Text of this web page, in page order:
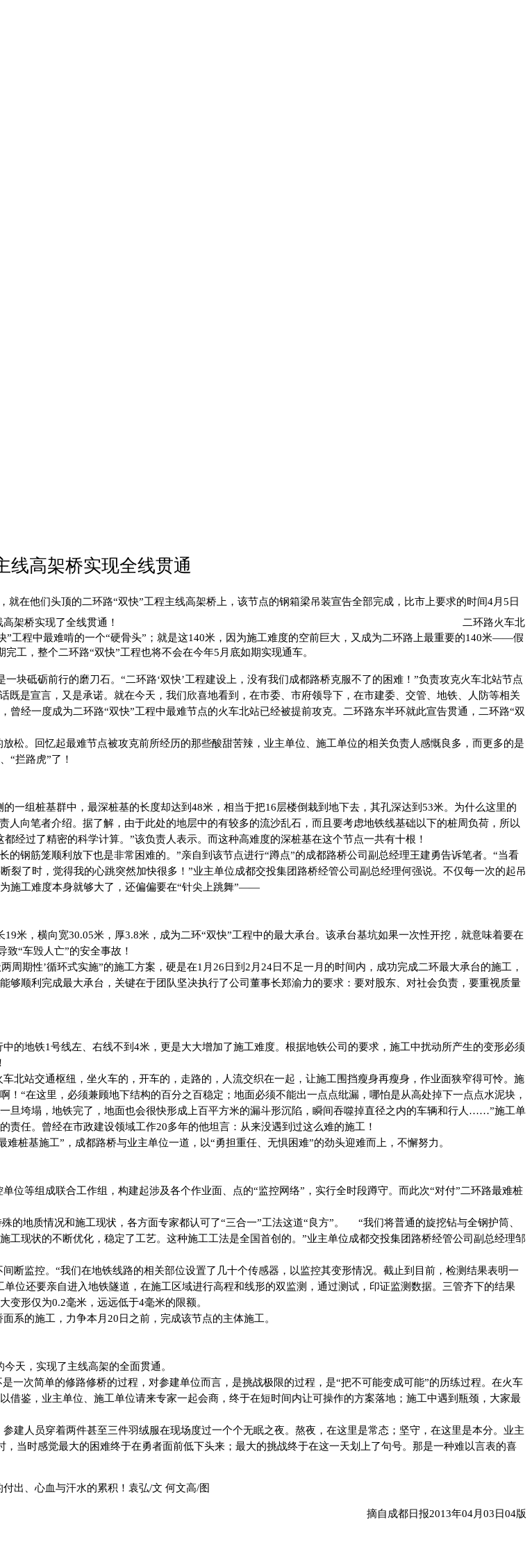
线高架桥实现全线贯通
在他们头顶的二环路“双快”工程主线高架桥上，该节点的钢箱梁吊装宣告全部完成，比市上要求的时间4月5日
架桥实现了全线贯通！
二环路火车北
工程中最难啃的一个“硬骨头”；就是这140米，因为施工难度的空前巨大，又成为二环路上最重要的140米——假
工，整个二环路“双快”工程也将不会在今年5月底如期实现通车。
块砥砺前行的磨刀石。“二环路‘双快’工程建设上，没有我们成都路桥克服不了的困难！”负责攻克火车北站节点
是宣言，又是承诺。就在今天，我们欣喜地看到，在市委、市府领导下，在市建委、交管、地铁、人防等相关
经一度成为二环路“双快”工程中最难节点的火车北站已经被提前攻克。二环路东半环就此宣告贯通，二环路“双
松。回忆起最难节点被攻克前所经历的那些酸甜苦辣，业主单位、施工单位的相关负责人感慨良多，而更多的是
“拦路虎”了！
一组桩基群中，最深桩基的长度却达到48米，相当于把16层楼倒栽到地下去，其孔深达到53米。为什么这里的
向笔者介绍。据了解，由于此处的地层中的有较多的流沙乱石，而且要考虑地铁线基础以下的桩周负荷，所以
经过了精密的科学计算。”该负责人表示。而这种高难度的深桩基在这个节点一共有十根！
钢筋笼顺利放下也是非常困难的。”亲自到该节点进行“蹲点”的成都路桥公司副总经理王建勇告诉笔者。“当看
了时，觉得我的心跳突然加快很多！”业主单位成都交投集团路桥经管公司副总经理何强说。不仅每一次的起吊
施工难度本身就够大了，还偏偏要在“针尖上跳舞”——
米，横向宽30.05米，厚3.8米，成为二环“双快”工程中的最大承台。该承台基坑如果一次性开挖，就意味着要在
“车毁人亡”的安全事故！
期性’循环式实施”的施工方案，硬是在1月26日到2月24日不足一月的时间内，成功完成二环最大承台的施工，
顺利完成最大承台，关键在于团队坚决执行了公司董事长郑渝力的要求：要对股东、对社会负责，要重视质量
的地铁1号线左、右线不到4米，更是大大增加了施工难度。根据地铁公司的要求，施工中扰动所产生的变形必须
北站交通枢纽，坐火车的，开车的，走路的，人流交织在一起，让施工围挡瘦身再瘦身，作业面狭窄得可怜。施
“在这里，必须兼顾地下结构的百分之百稳定；地面必须不能出一点点纰漏，哪怕是从高处掉下一点点水泥块，
旦垮塌，地铁完了，地面也会很快形成上百平方米的漏斗形沉陷，瞬间吞噬掉直径之内的车辆和行人……”施工单
任。曾经在市政建设领域工作20多年的他坦言：从来没遇到过这么难的施工！
桩基施工”，成都路桥与业主单位一道，以“勇担重任、无惧困难”的劲头迎难而上，不懈努力。
位等组成联合工作组，构建起涉及各个作业面、点的“监控网络”，实行全时段蹲守。而此次“对付”二环路最难桩
的地质情况和施工现状，各方面专家都认可了“三合一”工法这道“良方”。 “我们将普通的旋挖钻与全钢护筒、
现状的不断优化，稳定了工艺。这种施工工法是全国首创的。”业主单位成都交投集团路桥经管公司副总经理邹
断监控。“我们在地铁线路的相关部位设置了几十个传感器，以监控其变形情况。截止到目前，检测结果表明一
位还要亲自进入地铁隧道，在施工区域进行高程和线形的双监测，通过测试，印证监测数据。三管齐下的结果
形仅为0.2毫米，远远低于4毫米的限额。
系的施工，力争本月20日之前，完成该节点的主体施工。
天，实现了主线高架的全面贯通。
一次简单的修路修桥的过程，对参建单位而言，是挑战极限的过程，是“把不可能变成可能”的历练过程。在火车
鉴，业主单位、施工单位请来专家一起会商，终于在短时间内让可操作的方案落地；施工中遇到瓶颈，大家最
建人员穿着两件甚至三件羽绒服在现场度过一个个无眠之夜。熬夜，在这里是常态；坚守，在这里是本分。业主
当时感觉最大的困难终于在勇者面前低下头来；最大的挑战终于在这一天划上了句号。那是一种难以言表的喜
出、心血与汗水的累积！袁弘/文 何文高/图
摘自成都日报2013年04月03日04版